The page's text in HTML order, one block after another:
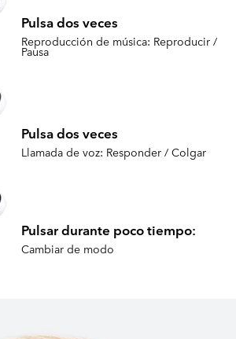
Pulsa dos veces
Reproducción de música: Reproducir /
Pausa
Pulsa dos veces
Llamada de voz: Responder / Colgar
Pulsar durante poco tiempo:
Cambiar de modo